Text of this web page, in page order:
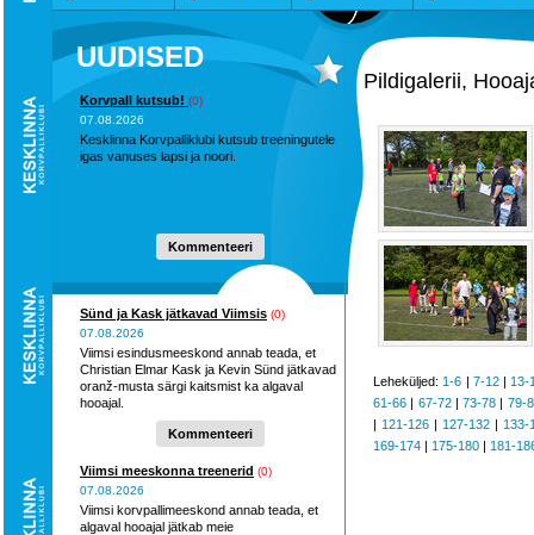
UUDISED
Korvpall kutsub! (0)
07.08.2026
Kesklinna Korvpalliklubi kutsub treeningutele
igas vanuses lapsi ja noori.
Kommenteeri
Sünd ja Kask jätkavad Viimsis (0)
07.08.2026
Viimsi esindusmeeskond annab teada, et
Christian Elmar Kask ja Kevin Sünd jätkavad
oranž-musta särgi kaitsmist ka algaval
hooajal.
Kommenteeri
Viimsi meeskonna treenerid (0)
07.08.2026
Viimsi korvpallimeeskond annab teada, et
algaval hooajal jätkab meie
Pildigalerii,
Leheküljed: 1-6 | 7-12| 13-
61-66 | 67-72|73-78 | 79-
| 121-126 | 127-132 | 133-
169-174 | 175-180 | 181-